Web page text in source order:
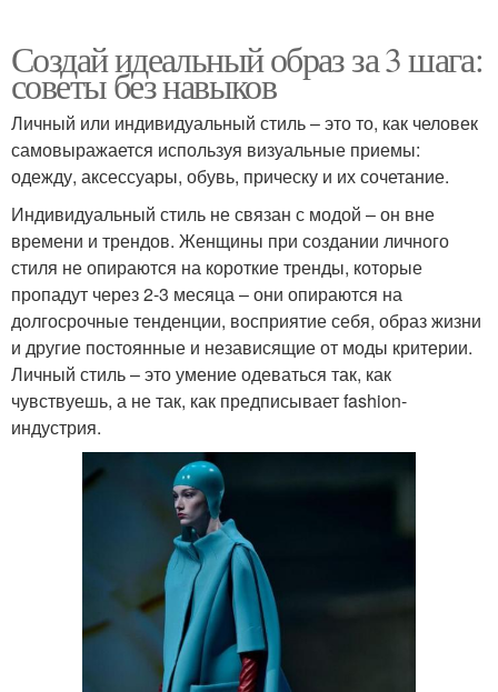
Создай идеальный образ за 3 шага:
советы без навыков
Личный или индивидуальный стиль – это то, как человек
самовыражается используя визуальные приемы:
одежду, аксессуары, обувь, прическу и их сочетание.
Индивидуальный стиль не связан с модой – он вне
времени и трендов. Женщины при создании личного
стиля не опираются на короткие тренды, которые
пропадут через 2-3 месяца – они опираются на
долгосрочные тенденции, восприятие себя, образ жизни
и другие постоянные и независящие от моды критерии.
Личный стиль – это умение одеваться так, как
чувствуешь, а не так, как предписывает fashion-
индустрия.